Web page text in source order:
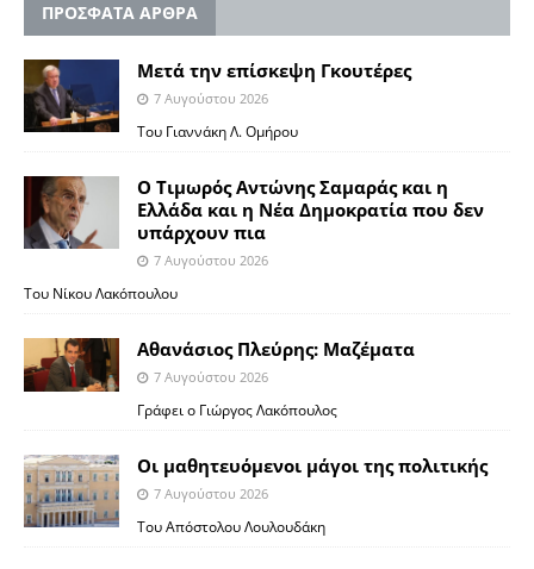
ΠΡΟΣΦΑΤΑ ΑΡΘΡΑ
Μετά την επίσκεψη Γκουτέρες
7 Αυγούστου 2026
Του Γιαννάκη Λ. Ομήρου
Ο Τιμωρός Αντώνης Σαμαράς και η
Ελλάδα και η Νέα Δημοκρατία που δεν
υπάρχουν πια
7 Αυγούστου 2026
Του Νίκου Λακόπουλου
Αθανάσιος Πλεύρης: Μαζέματα
7 Αυγούστου 2026
Γράφει ο Γιώργος Λακόπουλος
Οι μαθητευόμενοι μάγοι της πολιτικής
7 Αυγούστου 2026
Του Απόστολου Λουλουδάκη